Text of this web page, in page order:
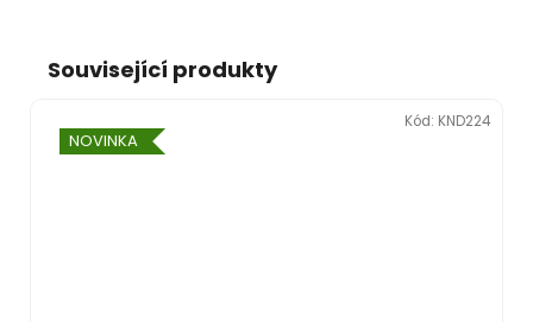
Související produkty
NOVINKA
Kód: KND224